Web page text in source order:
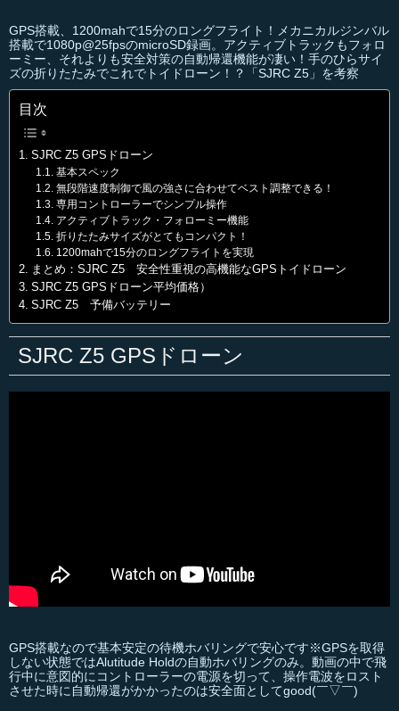
GPS搭載、1200mahで15分のロングフライト！メカニカルジンバル
搭載で1080p@25fpsのmicroSD録画。アクティブトラックもフォロ
ーミー、それよりも安全対策の自動帰還機能が凄い！手のひらサイ
ズの折りたたみでこれでトイドローン！？「SJRC Z5」を考察
目次
SJRC Z5 GPSドローン
基本スペック
無段階速度制御で風の強さに合わせてベスト調整できる！
専用コントローラーでシンプル操作
アクティブトラック・フォローミー機能
折りたたみサイズがとてもコンパクト！
1200mahで15分のロングフライトを実現
まとめ：SJRC Z5 安全性重視の高機能なGPSトイドローン
SJRC Z5 GPSドローン平均価格）
SJRC Z5 予備バッテリー
SJRC Z5 GPSドローン
GPS搭載なので基本安定の待機ホバリングで安心です※GPSを取得
しない状態ではAlutitude Holdの自動ホバリングのみ。動画の中で飛
行中に意図的にコントローラーの電源を切って、操作電波をロスト
させた時に自動帰還がかかったのは安全面としてgood(￣▽￣)